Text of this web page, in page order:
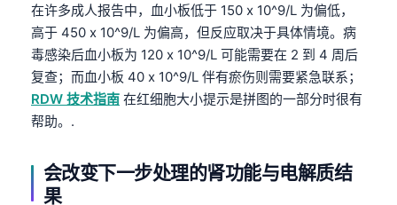
在许多成人报告中，血小板低于 150 x 10^9/L 为偏低，
高于 450 x 10^9/L 为偏高，但反应取决于具体情境。病
毒感染后血小板为 120 x 10^9/L 可能需要在 2 到 4 周后
复查；而血小板 40 x 10^9/L 伴有瘀伤则需要紧急联系；
RDW 技术指南 在红细胞大小提示是拼图的一部分时很有
帮助。.
会改变下一步处理的肾功能与电解质结
果